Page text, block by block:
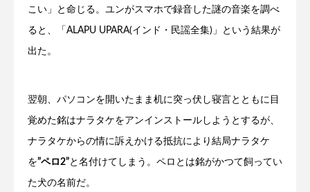
こい」と命じる。ユンがスマホで録音した謎の音楽を調べ
ると、「ALAPU UPARA(インド・民謡全集)」という結果が
出た。
翌朝、パソコンを開いたまま机に突っ伏し寝言とともに目
覚めた銘はナラタケをアンインストールしようとするが、
ナラタケからの情に訴えかける抵抗により結局ナラタケ
を”ペロ2”と名付けてしまう。ペロとは銘がかつて飼ってい
た犬の名前だ。